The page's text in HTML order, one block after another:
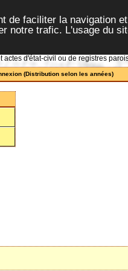
de faciliter la navigation
notre trafic. L'usage du
actes d'état-civil ou de registres
(Distribution selon les années)